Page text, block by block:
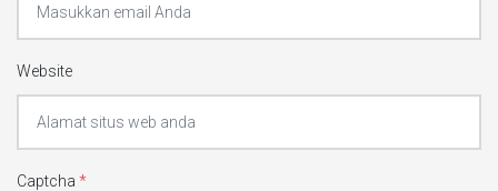
Website
Captcha *